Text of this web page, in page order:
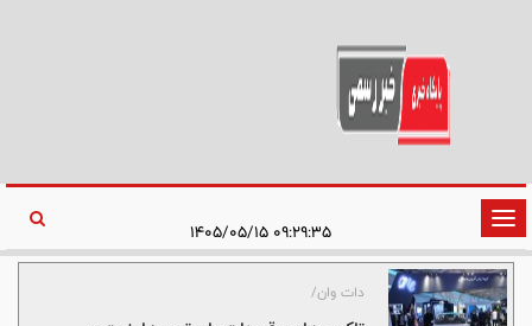
تغییر
وضعیت
ناوبری
دات وان/